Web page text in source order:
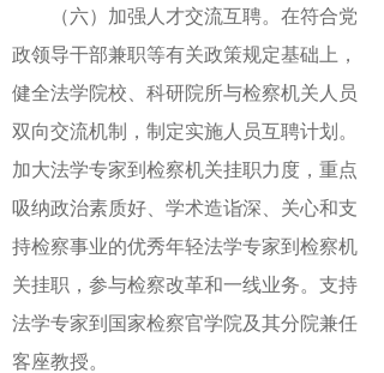
（六）加强人才交流互聘。在符合党
政领导干部兼职等有关政策规定基础上，
健全法学院校、科研院所与检察机关人员
双向交流机制，制定实施人员互聘计划。
加大法学专家到检察机关挂职力度，重点
吸纳政治素质好、学术造诣深、关心和支
持检察事业的优秀年轻法学专家到检察机
关挂职，参与检察改革和一线业务。支持
法学专家到国家检察官学院及其分院兼任
客座教授。